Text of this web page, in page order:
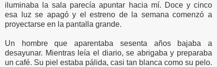
iluminaba la sala parecía apuntar hacia mí. Doce y cinco
esa luz se apagó y el estreno de la semana comenzó a
proyectarse en la pantalla grande.
Un hombre que aparentaba sesenta años bajaba a
desayunar. Mientras leía el diario, se abrigaba y preparaba
un café. Su piel estaba pálida, casi tan blanca como su pelo.